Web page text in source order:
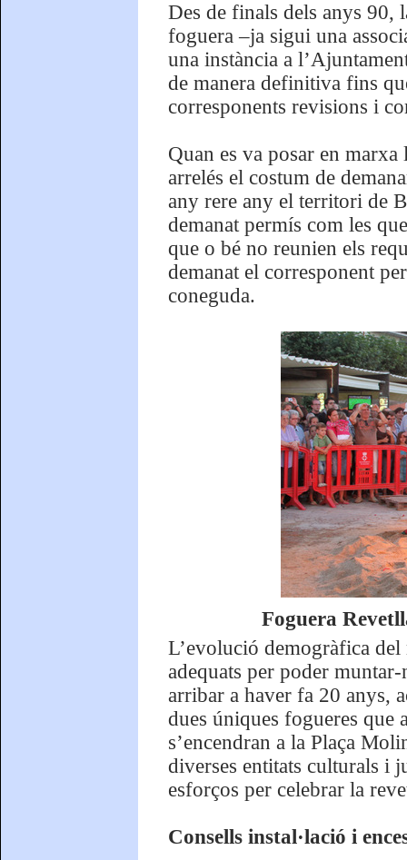
Des de finals dels anys 90,
foguera –ja sigui una
una instància a
de manera definitiva fins
corresponents revisions i
Quan es va posar en
arrelés el costum de
any rere any el territori de
demanat permís com les
que o bé no reunien els
demanat el corresponent
coneguda.
Foguera
L’evolució demogràfica
adequats per poder
arribar a haver fa 20 anys,
dues úniques fogueres que
s’encendran a la Plaça
diverses entitats culturals i
esforços per celebrar la
Consells instal·lació i